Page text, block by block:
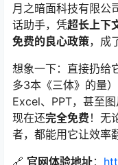
月之暗面科技有限公
话助手，凭超长上下
免费的良心政策，成
想象一下：直接扔给
多3本《三体》的量
Excel、PPT，甚至
现在还完全免费 ！无
者，都能用它让效率
🔗 官网体验地址：